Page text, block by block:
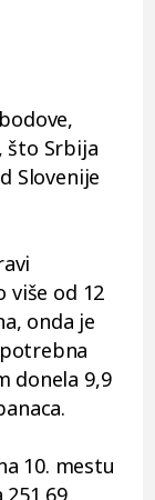
što Srbija
Slovenije
više od 12
onda je
donela 9,9
10. mestu
251,69